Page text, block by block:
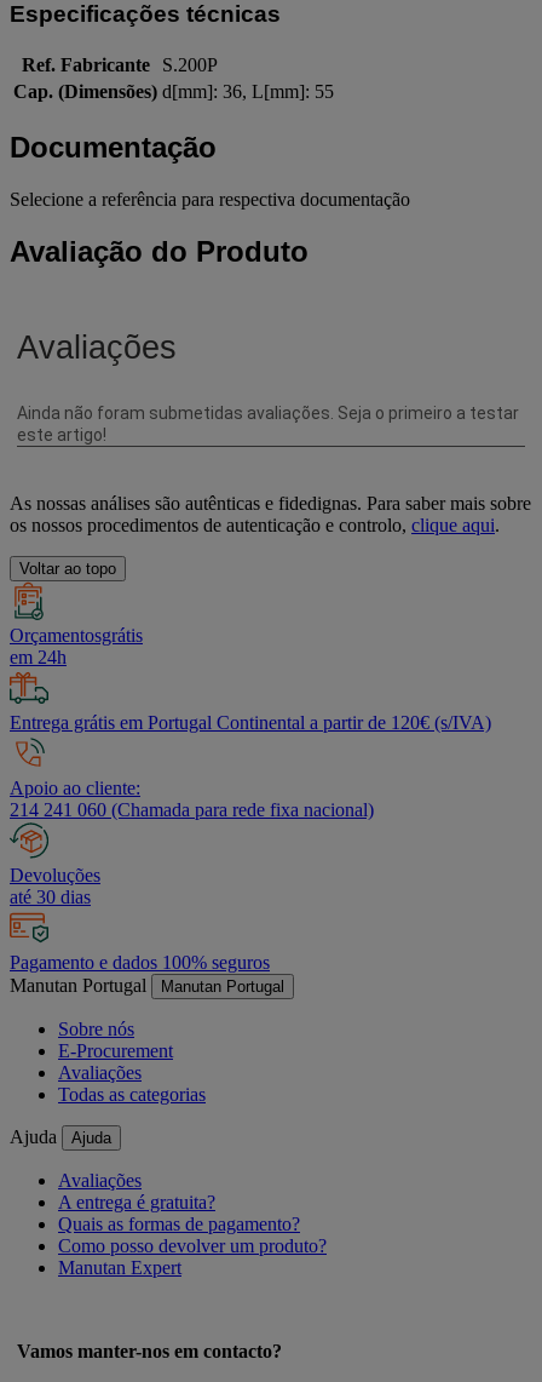
Especificações técnicas
Ref. Fabricante
S.200P
Cap. (Dimensões) d[mm]: 36, L[mm]: 55
Documentação
Selecione a referência para respectiva documentação
Avaliação do Produto
As nossas análises são autênticas e fidedignas. Para saber mais sobre
os nossos procedimentos de autenticação e controlo, clique aqui.
Voltar ao topo
Orçamentosgrátis
em 24h
Entrega grátis em Portugal Continental a partir de 120€ (s/IVA)
Apoio ao cliente:
214 241 060 (Chamada para rede fixa nacional)
Devoluções
até 30 dias
Pagamento e dados 100% seguros
Manutan Portugal
Manutan Portugal
Sobre nós
E-Procurement
Avaliações
Todas as categorias
Ajuda Ajuda
Avaliações
A entrega é gratuita?
Quais as formas de pagamento?
Como posso devolver um produto?
Manutan Expert
Vamos manter-nos em contacto?